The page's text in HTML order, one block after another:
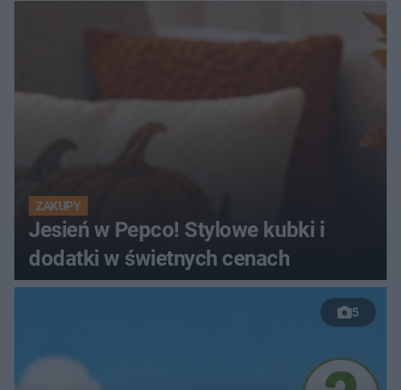
ZAKUPY
Jesień w Pepco! Stylowe kubki i
dodatki w świetnych cenach
5